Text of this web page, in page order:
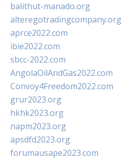
balithut-manado.org
alteregotradingcompany.org
aprce2022.com
ibie2022.com
sbcc-2022.com
AngolaOilAndGas2022.com
Convoy4Freedom2022.com
grur2023.org
hkhk2023.org
napm2023.org
apsdfd2023.org
forumausape2023.com